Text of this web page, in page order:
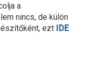
a
nincs, de külön
ezt IDE